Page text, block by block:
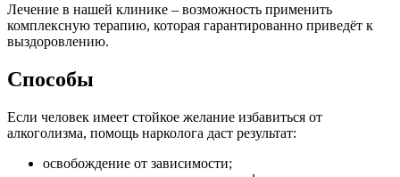
Лечение в нашей клинике – возможность применить
комплексную терапию, которая гарантированно приведёт к
выздоровлению.
Способы
Если человек имеет стойкое желание избавиться от
алкоголизма, помощь нарколога даст результат:
освобождение от зависимости;